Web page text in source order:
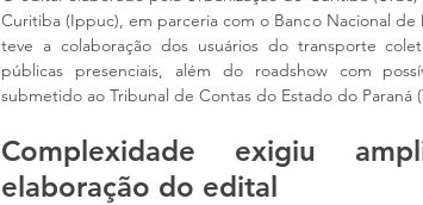
Curitiba (Ippuc), em parceria com o Banco Nacional de
teve a colaboração dos usuários do transporte
públicas presenciais, além do roadshow com
submetido ao Tribunal de Contas do Estado do Paraná
Complexidade exigiu
elaboração do edital